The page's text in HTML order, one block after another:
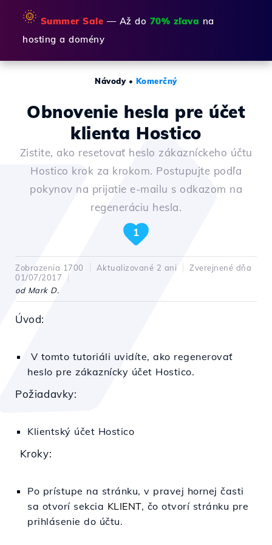
🌞 Summer Sale — Až do 70% zľava na
hosting a domény
Návody• Komerčný
Obnovenie hesla pre účet
klienta Hostico
Zistite, ako resetovať heslo zákazníckeho účtu
Hostico krok za krokom. Postupujte podľa
pokynov na prijatie e-mailu s odkazom na
regeneráciu hesla.
1
Zobrazenia 1700 Aktualizované 2 ani
Zverejnené dňa
01/07/2017
od Mark D.
Úvod:
V tomto tutoriáli uvidíte, ako regenerovať
heslo pre zákaznícky účet Hostico.
Požiadavky:
Klientský účet Hostico
Kroky:
Po prístupe na stránku, v pravej hornej časti
sa otvorí sekcia KLIENT, čo otvorí stránku pre
prihlásenie do účtu.